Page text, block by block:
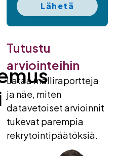
Lähetä
Tutustu
arviointeihin
Lataa malliraportteja
ja näe, miten
datavetoiset arvioinnit
tukevat parempia
rekrytointipäätöksiä.